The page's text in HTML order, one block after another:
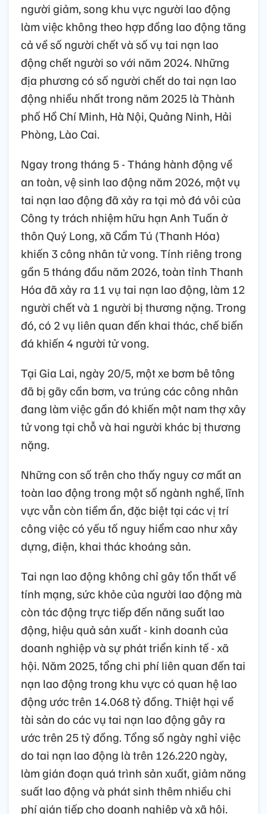
người giảm, song khu vực người lao động
làm việc không theo hợp đồng lao động tăng
cả về số người chết và số vụ tai nạn lao
động chết người so với năm 2024. Những
địa phương có số người chết do tai nạn lao
động nhiều nhất trong năm 2025 là Thành
phố Hồ Chí Minh, Hà Nội, Quảng Ninh, Hải
Phòng, Lào Cai.
Ngay trong tháng 5 - Tháng hành động về
an toàn, vệ sinh lao động năm 2026, một vụ
tai nạn lao động đã xảy ra tại mỏ đá vôi của
Công ty trách nhiệm hữu hạn Anh Tuấn ở
thôn Quý Long, xã Cẩm Tú (Thanh Hóa)
khiến 3 công nhân tử vong. Tính riêng trong
gần 5 tháng đầu năm 2026, toàn tỉnh Thanh
Hóa đã xảy ra 11 vụ tai nạn lao động, làm 12
người chết và 1 người bị thương nặng. Trong
đó, có 2 vụ liên quan đến khai thác, chế biến
đá khiến 4 người tử vong.
Tại Gia Lai, ngày 20/5, một xe bơm bê tông
đã bị gãy cần bơm, va trúng các công nhân
đang làm việc gần đó khiến một nam thợ xây
tử vong tại chỗ và hai người khác bị thương
nặng.
Những con số trên cho thấy nguy cơ mất an
toàn lao động trong một số ngành nghề, lĩnh
vực vẫn còn tiềm ẩn, đặc biệt tại các vị trí
công việc có yếu tố nguy hiểm cao như xây
dựng, điện, khai thác khoáng sản.
Tai nạn lao động không chỉ gây tổn thất về
tính mạng, sức khỏe của người lao động mà
còn tác động trực tiếp đến năng suất lao
động, hiệu quả sản xuất - kinh doanh của
doanh nghiệp và sự phát triển kinh tế - xã
hội. Năm 2025, tổng chi phí liên quan đến tai
nạn lao động trong khu vực có quan hệ lao
động ước trên 14.068 tỷ đồng. Thiệt hại về
tài sản do các vụ tai nạn lao động gây ra
ước trên 25 tỷ đồng. Tổng số ngày nghỉ việc
do tai nạn lao động là trên 126.220 ngày,
làm gián đoạn quá trình sản xuất, giảm năng
suất lao động và phát sinh thêm nhiều chi
phí gián tiếp cho doanh nghiệp và xã hội.